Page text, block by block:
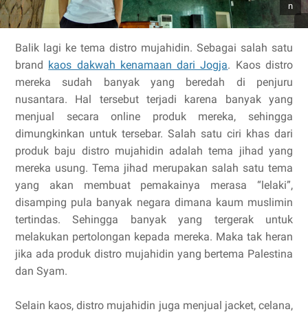
n
Balik lagi ke tema distro mujahidin. Sebagai salah satu
brand kaos dakwah kenamaan dari Jogja. Kaos distro
mereka sudah banyak yang beredah di penjuru
nusantara. Hal tersebut terjadi karena banyak yang
menjual secara online produk mereka, sehingga
dimungkinkan untuk tersebar. Salah satu ciri khas dari
produk baju distro mujahidin adalah tema jihad yang
mereka usung. Tema jihad merupakan salah satu tema
yang akan membuat pemakainya merasa “lelaki”,
disamping pula banyak negara dimana kaum muslimin
tertindas. Sehingga banyak yang tergerak untuk
melakukan pertolongan kepada mereka. Maka tak heran
jika ada produk distro mujahidin yang bertema Palestina
dan Syam.
Selain kaos, distro mujahidin juga menjual jacket, celana,